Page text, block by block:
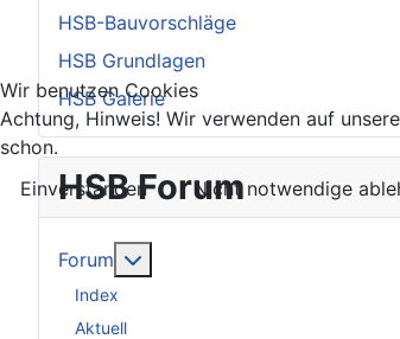
HSB-Bauvorschläge
HSB Grundlagen
HSB Galerie
HSB Forum
Forum
Index
Aktuell
Wir benutzen Cookies
Achtung, Hinweis! Wir verwenden auf
schon.
Einverstanden
Nicht notwendige